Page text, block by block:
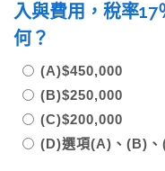
入與費用，稅率
何？
(A)$450,000
(B)$250,000
(C)$200,000
(D)選項(A)、(B)、